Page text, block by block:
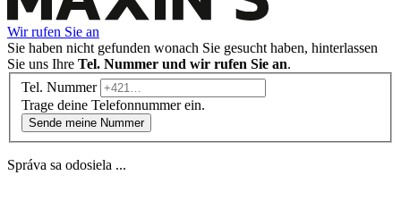
Wir rufen Sie an
Sie haben nicht gefunden wonach Sie gesucht haben, hinterlassen
Sie uns Ihre Tel. Nummer und wir rufen Sie an.
Tel. Nummer
Trage deine Telefonnummer ein.
Sende meine Nummer
Správa sa odosiela ...